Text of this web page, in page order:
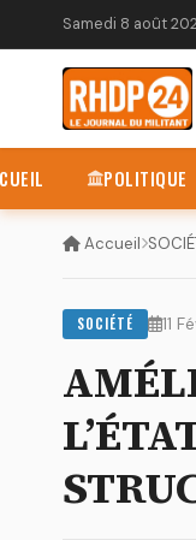
Samedi 8 août
POLITIQUE
Accueil
SOCIÉTÉ 11